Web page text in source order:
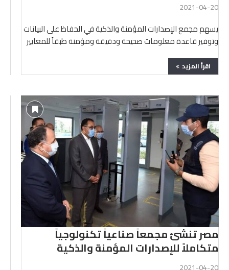
2021-04-20
يسهم مجمع الإصدارات المؤمنة والذكية في الحفاظ على البيانات
وتوفير قاعدة معلومات صحيحة ودقيقة ومؤمنة طبقاً للمعايير
اقرأ المزيد
مصر تنشئ مجمعاً صناعياً تكنولوجياً
متكاملاً للإصدارات المؤمنة والذكية